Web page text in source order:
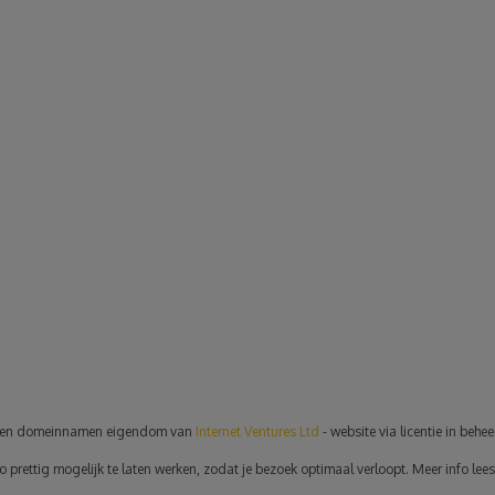
domeinnamen eigendom van Internet Ventures Ltd - website via licentie in
prettig mogelijk te laten werken, zodat je bezoek optimaal verloopt. Meer info